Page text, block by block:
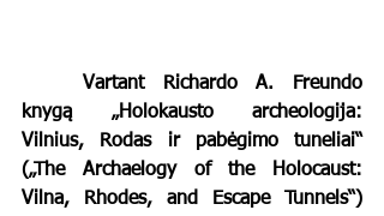
knygą „Holokausto archeologija:
Vilnius, Rodas ir pabėgimo tuneliai“
(„The Archaelogy of the Holocaust:
Vilna, Rhodes, and Escape Tunnels“)